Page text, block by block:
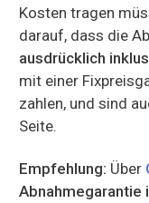
Kosten tragen
darauf, dass die
ausdrücklich
mit einer
zahlen, und sind
Seite.
Empfehlung: Über
Abnahmegarantie